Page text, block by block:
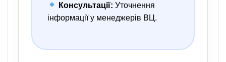
Консультації: Уточнення
інформації у менеджерів ВЦ.